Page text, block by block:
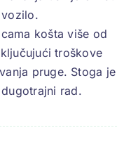
košta više od
troškove
pruge. Stoga je
rad.